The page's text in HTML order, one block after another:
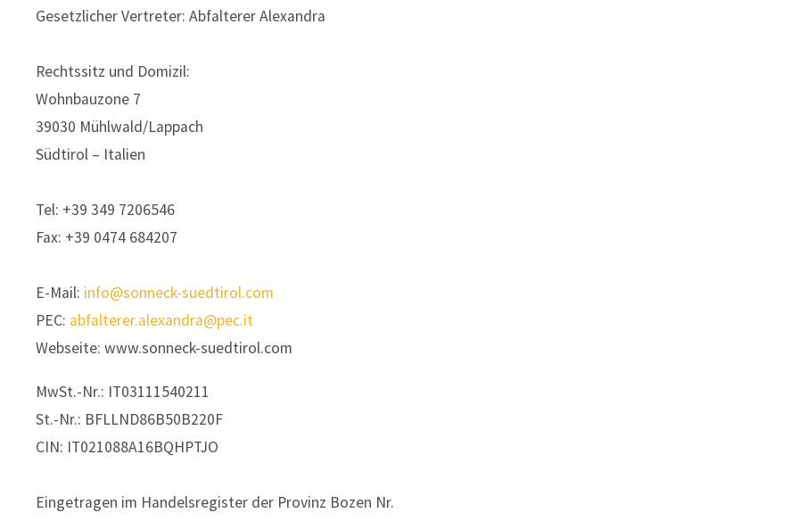
Gesetzlicher Vertreter:Abfalterer Alexandra
Rechtssitz und Domizil:
Wohnbauzone 7
39030 Mühlwald/Lappach
Südtirol – Italien
Tel: +39 349 7206546
Fax: +39 0474 684207
E-Mail: info@sonneck-suedtirol.com
PEC: abfalterer.alexandra@pec.it
Webseite:www.sonneck-suedtirol.com
MwSt.-Nr.: IT03111540211
St.-Nr.: BFLLND86B50B220F
CIN: IT021088A16BQHPTJO
Eingetragen im Handelsregister der Provinz Bozen Nr.